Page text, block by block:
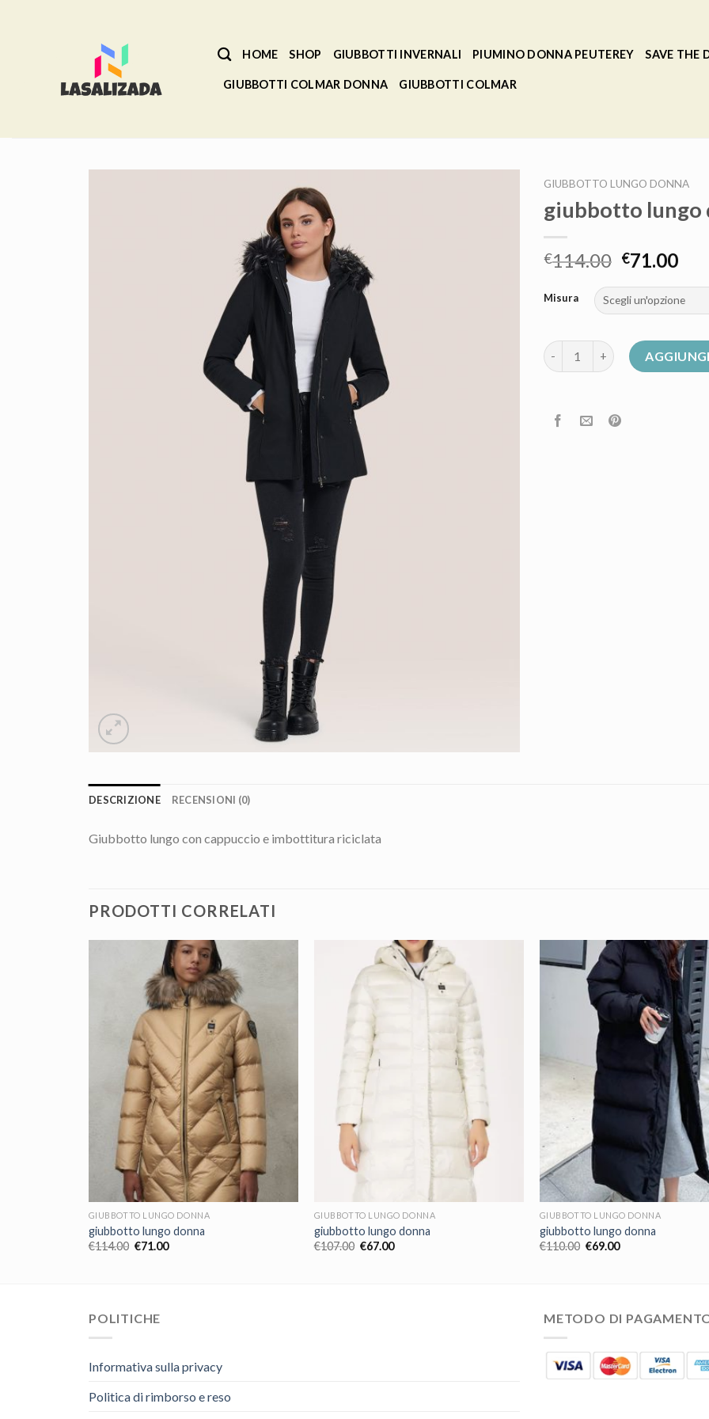
HOME SHOP GIUBBOTTI INVERNALI PIUMINO DONNA PEUTEREY SAVE THE
GIUBBOTTI COLMAR DONNA GIUBBOTTI COLMAR
GIUBBOTTO LUNGO DONNA
giubbotto lungo
€114.00 €71.00
Misura
giubbotto lungo donna
DESCRIZIONE RECENSIONI (0)
Giubbotto lungo con cappuccio e imbottitura riciclata
PRODOTTI CORRELATI
GIUBBOTTO LUNGO DONNA
giubbotto lungo donna
€114.00 €71.00
GIUBBOTTO LUNGO DONNA
giubbotto lungo donna
€107.00 €67.00
GIUBBOTTO LUNGO DONNA
giubbotto lungo donna
€110.00 €69.00
POLITICHE
Informativa sulla privacy
Politica di rimborso e reso
METODO DI